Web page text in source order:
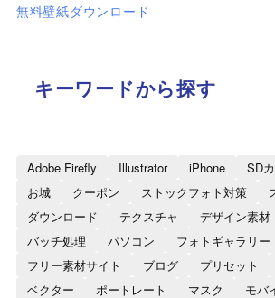
無料壁紙ダウンロード
キーワードから探す
Adobe Firefly Illustrator iPhone
SD
お城
クーポン ストックフォト対策
ダウンロード
テクスチャ デザイン素材
バッチ処理
パソコン
フォトギャラリー
フリー素材サイト
ブログ プリセット
ベクター
ポートレート マスク モバ